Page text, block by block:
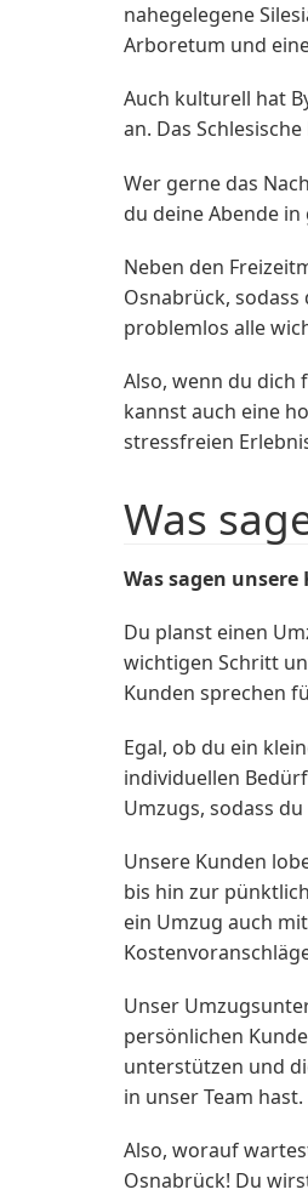
nahegelegene
Arboretum und
Auch kulturell hat
an. Das
Wer gerne das
du deine Abende
Neben den
Osnabrück,
problemlos alle
Also, wenn du dich
kannst auch eine
stressfreien
Was
Was sagen
Du planst einen
wichtigen Schritt
Kunden sprechen
Egal, ob du ein
individuellen
Umzugs, sodass
Unsere Kunden
bis hin zur
ein Umzug auch
Unser
persönlichen
unterstützen und
in unser Team hast.
Also, worauf
Osnabrück! Du